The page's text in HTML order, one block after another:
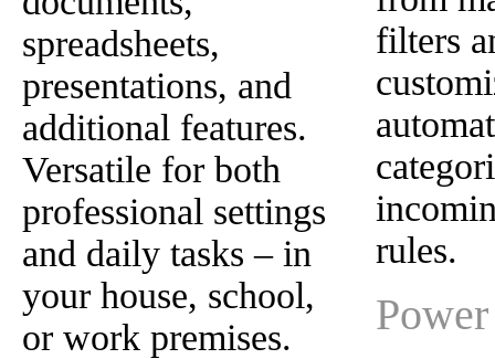
spreadsheets,
presentations, and
additional features.
Versatile for both
professional settings
and daily tasks – in
your house, school,
or work premises.
filters
rules.